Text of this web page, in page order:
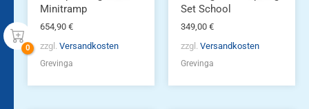
Minitramp
654,90 €
zzgl. Versandkosten
Grevinga
Set School
349,00 €
zzgl. Versandkosten
Grevinga